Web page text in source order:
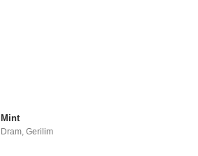
Mint
Dram,Gerilim